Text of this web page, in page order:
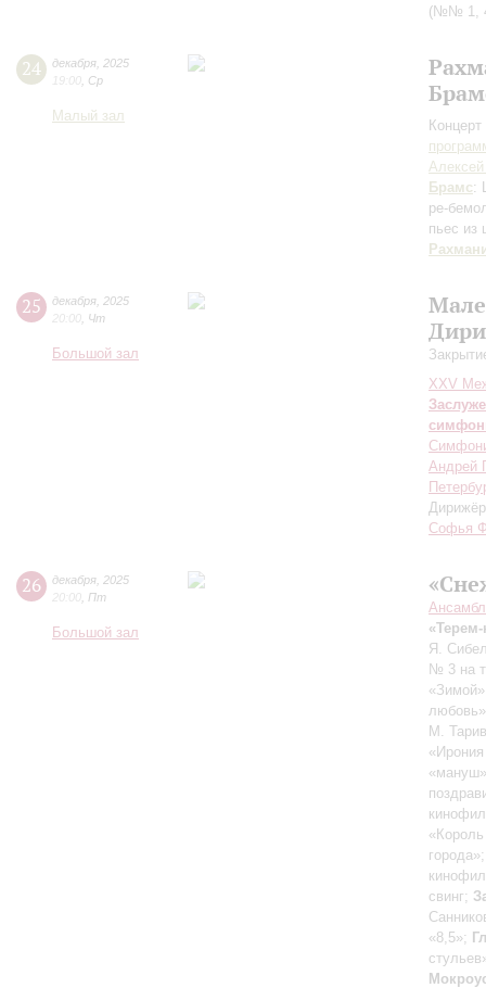
(№№ 1,
24 декабря 2025
19:00 Ср
Малый зал
Брамс:
ре-
пьес из
25 декабря 2025
20:00 Чт
Большой зал
XXV
Андрей
Софья
26 декабря 2025
20:00 Пт
Большой зал
«Терем-
Я.
№ 3 на
М.
свинг;
«8,5»;